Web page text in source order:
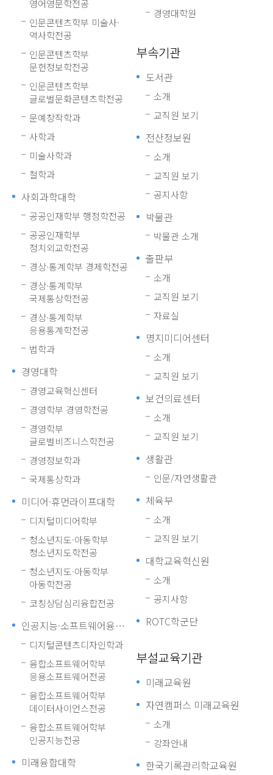
영어영문학전공
인문콘텐츠학부 미술사·
역사학전공
인문콘텐츠학부
문헌정보학전공
인문콘텐츠학부
글로벌문화콘텐츠학전공
문예창작학과
사학과
미술사학과
철학과
사회과학대학
공공인재학부 행정학전공
공공인재학부
정치외교학전공
경상·통계학부 경제학전공
경상·통계학부
국제통상학전공
경상·통계학부
응용통계학전공
법학과
경영대학
경영교육혁신센터
경영학부 경영학전공
경영학부
글로벌비즈니스학전공
경영정보학과
국제통상학과
미디어·휴먼라이프대학
디지털미디어학부
청소년지도·아동학부
청소년지도학전공
청소년지도·아동학부
아동학전공
코칭상담심리융합전공
인공지능·소프트웨어융합대학
디지털콘텐츠디자인학과
융합소프트웨어학부
응용소프트웨어전공
융합소프트웨어학부
데이터사이언스전공
융합소프트웨어학부
인공지능전공
미래융합대학
경영대학원
부속기관
도서관
소개
교직원 보기
전산정보원
소개
교직원 보기
공지사항
박물관
박물관 소개
출판부
소개
교직원 보기
자료실
명지미디어센터
소개
교직원 보기
보건의료센터
소개
교직원 보기
생활관
인문/자연생활관
체육부
소개
교직원 보기
대학교육혁신원
소개
공지사항
ROTC학군단
부설교육기관
미래교육원
자연캠퍼스 미래교육원
소개
강좌안내
한국기록관리학교육원